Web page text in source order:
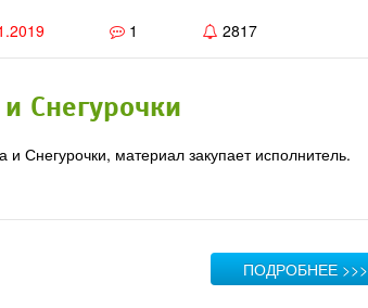
1 2817
Снегурочки
Снегурочки, материал закупает исполнитель.
ПОДРОБНЕЕ >>>